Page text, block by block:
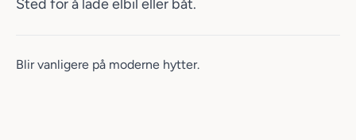
Sted for å lade elbil eller båt.
Blir vanligere på moderne hytter.